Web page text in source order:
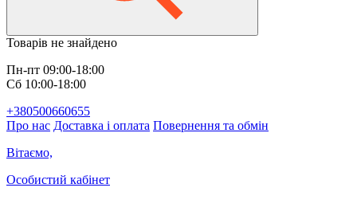
Товарів не знайдено
Пн-пт 09:00-18:00
Сб 10:00-18:00
+380500660655
Про нас Доставка і оплата Повернення та обмін
Вітаємо,
Особистий кабінет